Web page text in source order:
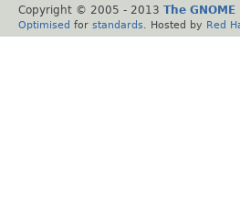
Copyright © 2005 - 2013 The
Optimised for standards . Hosted by Red